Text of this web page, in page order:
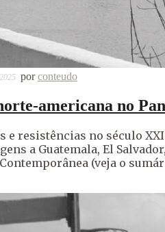
porconteudo
americana no
e resistências no século
a Guatemala, El
(veja o